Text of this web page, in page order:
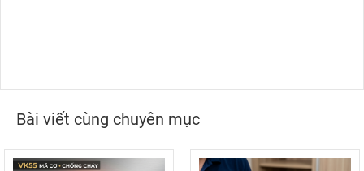
Bài viết cùng chuyên mục